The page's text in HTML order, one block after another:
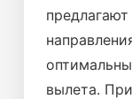
вылета.